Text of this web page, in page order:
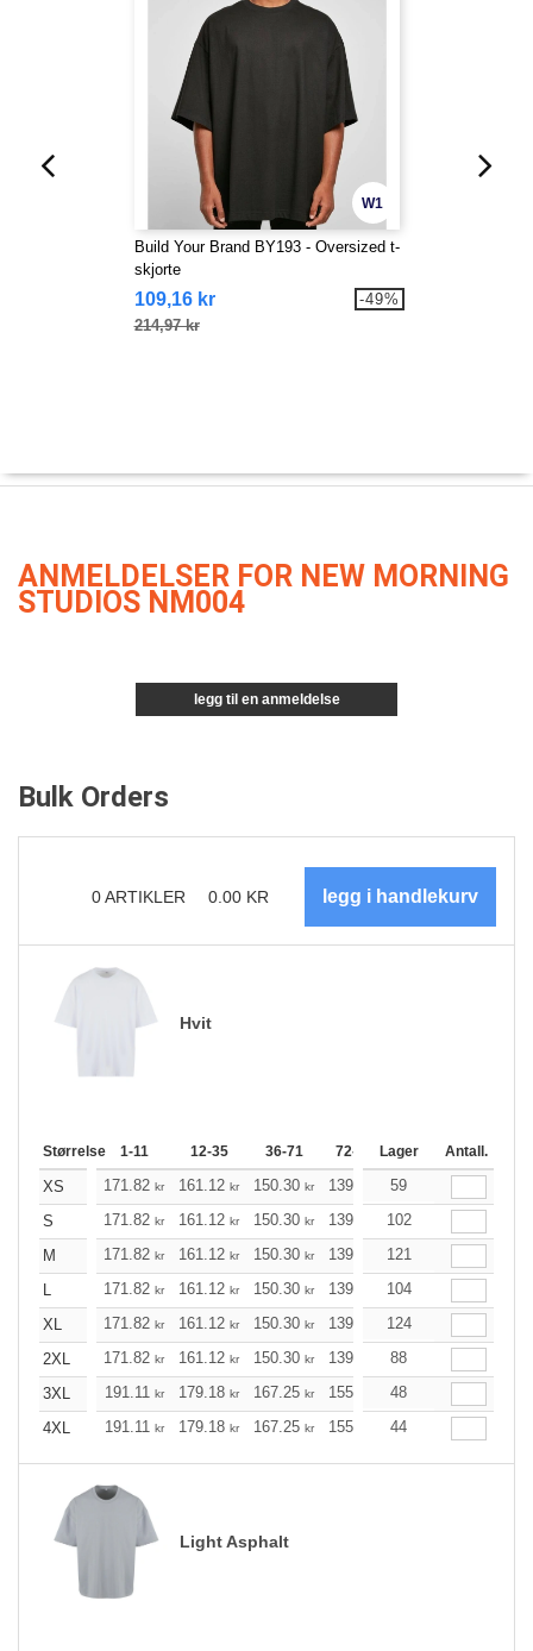
W1
Build Your Brand BY193 - Oversized t-
skjorte
109,16 kr
214,97 kr
-49%
ANMELDELSER FOR NEW MORNING
STUDIOS NM004
legg til en anmeldelse
Bulk Orders
0ARTIKLER 0.00 KR
Hvit
Størrelse 1-11 12-35 36-71 72-143 144-287
Lager Antall.
XS 171.82 kr 161.12 kr 150.30 kr 139.60 128.89
59
S
171.82 kr 161.12 kr 150.30 kr 139.60 kr 128.89
102
M
171.82 kr 161.12 kr 150.30 kr 139.60 kr 128.89
121
L
171.82 kr 161.12 kr 150.30 kr 139.60 kr 128.89
104
XL
171.82 kr 161.12 kr 150.30 kr 139.60 kr 128.89
124
2XL
171.82 kr 161.12 kr 150.30 kr 139.60 128.89
88
3XL
191.11 kr 179.18 kr 167.25 kr 155.32 143.39
48
4XL
191.11 kr 179.18 kr 167.25 kr 155.32 143.39
44
Light Asphalt